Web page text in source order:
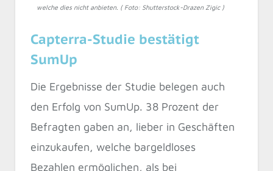
welche dies nicht anbieten. ( Foto: Shutterstock-Drazen Zigic )
Capterra-Studie bestätigt
SumUp
Die Ergebnisse der Studie belegen auch
den Erfolg von SumUp. 38 Prozent der
Befragten gaben an, lieber in Geschäften
einzukaufen, welche bargeldloses
Bezahlen ermöglichen, als bei